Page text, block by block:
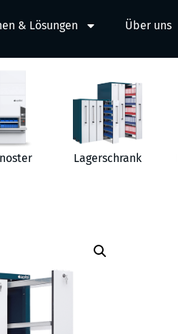
& Lösungen Über uns
Lagerschrank